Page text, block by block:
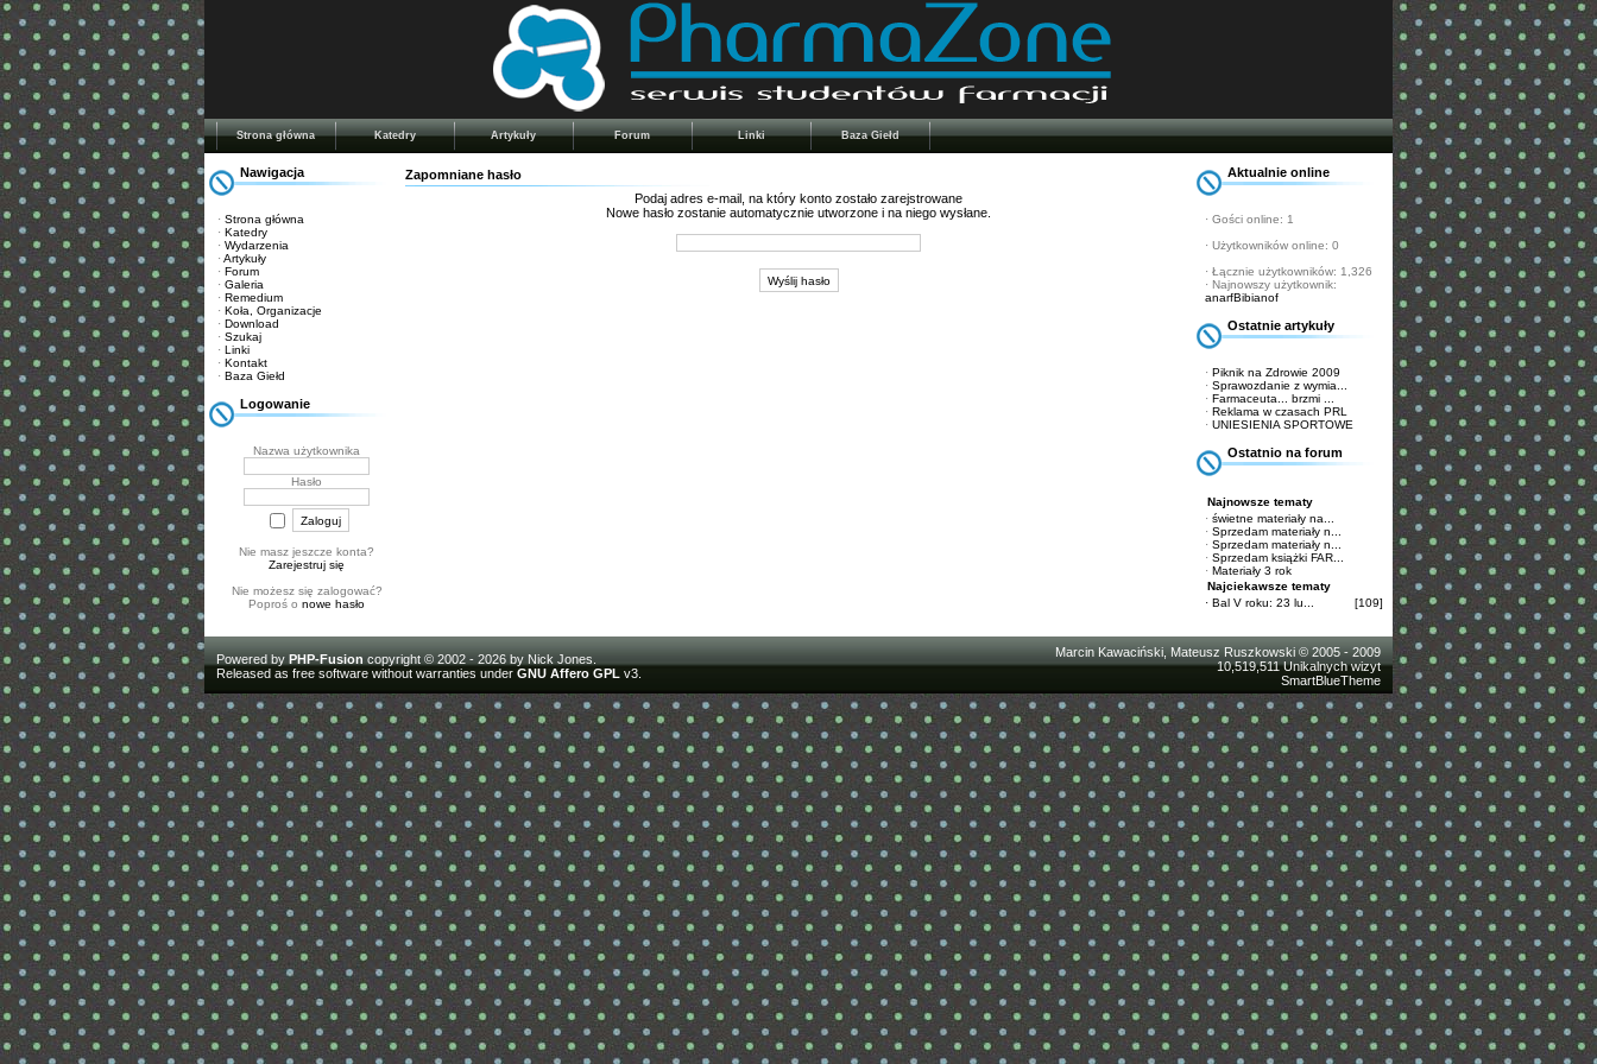
Strona główna Katedry Artykuły Forum Linki Baza Giełd
Nawigacja
· Strona główna
· Katedry
· Wydarzenia
· Artykuły
· Forum
· Galeria
· Remedium
· Koła, Organizacje
· Download
· Szukaj
· Linki
· Kontakt
· Baza Giełd
Logowanie
Nazwa użytkownika
Hasło
Nie masz jeszcze konta?
Zarejestruj się
Nie możesz się zalogować?
Poproś o nowe hasło
Zapomniane hasło
Podaj adres e-mail, na który konto zostało zarejstrowane
Nowe hasło zostanie automatycznie utworzone i na niego wysłane.
Aktualnie online
· Gości online: 1
· Użytkowników online: 0
· Łącznie użytkowników: 1,326
· Najnowszy użytkownik:
anarfBibianof
Ostatnie artykuły
· Piknik na Zdrowie 2009
· Sprawozdanie z wymia...
· Farmaceuta... brzmi ...
· Reklama w czasach PRL
· UNIESIENIA SPORTOWE
Ostatnio na forum
Najnowsze tematy
· świetne materiały na...
· Sprzedam materiały n...
· Sprzedam materiały n...
· Sprzedam książki FAR...
· Materiały 3 rok
Najciekawsze tematy
· Bal V roku: 23 lu... [109]
Powered by PHP-Fusion copyright © 2002 - 2026 by Nick Jones.
Released as free software without warranties under GNU Affero GPL v3.
Marcin Kawaciński, Mateusz Ruszkowski © 2005 - 2009
10,519,511 Unikalnych wizyt
SmartBlueTheme